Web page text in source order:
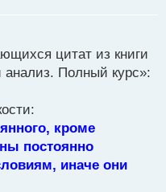
цитат из книги
анализ. Полный курс»:
кроме
постоянно
иначе они